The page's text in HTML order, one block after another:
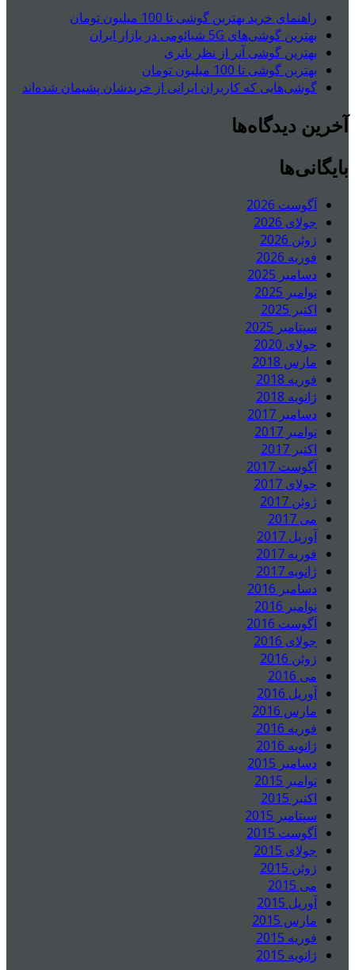
راهنمای خرید بهترین گوشی تا 100 میلیون تومان
بهترین گوشی‌های 5G شیائومی در بازار ایران
بهترین گوشی آنر از نظر باتری
بهترین گوشی تا 100 میلیون تومان
گوشی‌هایی که کاربران ایرانی از خریدشان پشیمان شده‌اند
آخرین دیدگاه‌ها
بایگانی‌ها
آگوست 2026
جولای 2026
ژوئن 2026
فوریه 2026
دسامبر 2025
نوامبر 2025
اکتبر 2025
سپتامبر 2025
جولای 2020
مارس 2018
فوریه 2018
ژانویه 2018
دسامبر 2017
نوامبر 2017
اکتبر 2017
آگوست 2017
جولای 2017
ژوئن 2017
می 2017
آوریل 2017
فوریه 2017
ژانویه 2017
دسامبر 2016
نوامبر 2016
آگوست 2016
جولای 2016
ژوئن 2016
می 2016
آوریل 2016
مارس 2016
فوریه 2016
ژانویه 2016
دسامبر 2015
نوامبر 2015
اکتبر 2015
سپتامبر 2015
آگوست 2015
جولای 2015
ژوئن 2015
می 2015
آوریل 2015
مارس 2015
فوریه 2015
ژانویه 2015